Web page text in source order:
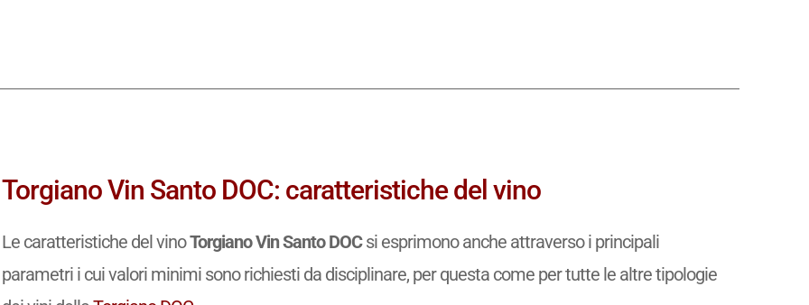
Torgiano Vin Santo DOC: caratteristiche del vino
Le caratteristiche del vinoTorgiano Vin Santo DOCsi esprimono anche attraverso i principali
parametri i cui valori minimi sono richiesti da disciplinare, per questa come per tutte le altre tipologie